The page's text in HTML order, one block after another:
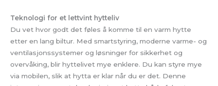
Teknologi for et lettvint hytteliv
Du vet hvor godt det føles å komme til en varm hytte
etter en lang biltur. Med smartstyring, moderne varme- og
ventilasjonssystemer og løsninger for sikkerhet og
overvåking, blir hyttelivet mye enklere. Du kan styre mye
via mobilen, slik at hytta er klar når du er det. Denne